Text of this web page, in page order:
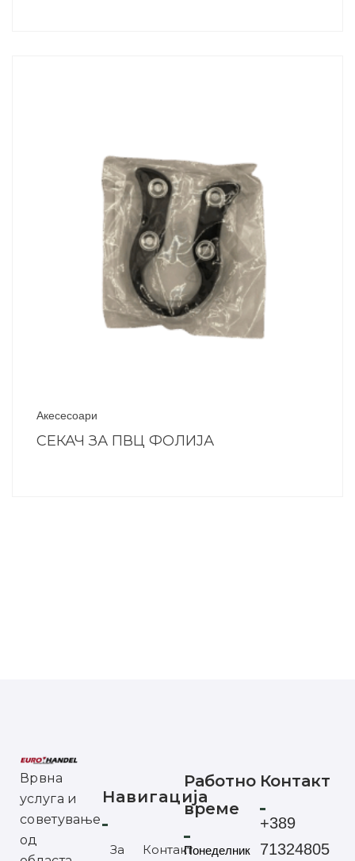
Акесесоари
СЕКАЧ ЗА ПВЦ ФОЛИЈА
Врвна
услуга и
советување
од
Навигација
За Контакт
Работно
време
Понеделник
Контакт
+389
71324805